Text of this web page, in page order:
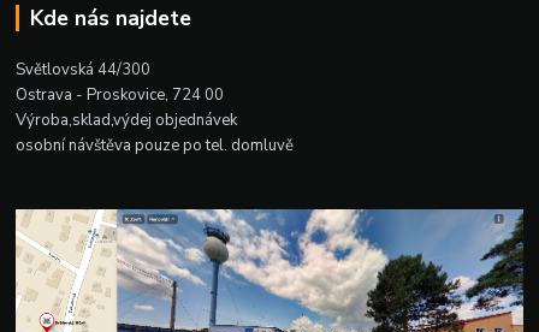
Kde nás najdete
Světlovská 44/300
Ostrava - Proskovice, 724 00
Výroba,sklad,výdej objednávek
osobní návštěva pouze po tel. domluvě